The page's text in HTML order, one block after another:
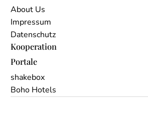
About Us
Impressum
Datenschutz
Kooperation
Portale
shakebox
Boho Hotels